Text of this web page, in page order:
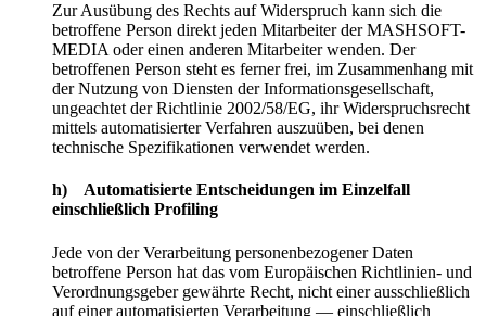
Zur Ausübung des Rechts auf Widerspruch kann sich die
betroffene Person direkt jeden Mitarbeiter der MASHSOFT-
MEDIA oder einen anderen Mitarbeiter wenden. Der
betroffenen Person steht es ferner frei, im Zusammenhang mit
der Nutzung von Diensten der Informationsgesellschaft,
ungeachtet der Richtlinie 2002/58/EG, ihr Widerspruchsrecht
mittels automatisierter Verfahren auszuüben, bei denen
technische Spezifikationen verwendet werden.
h) Automatisierte Entscheidungen im Einzelfall
einschließlich Profiling
Jede von der Verarbeitung personenbezogener Daten
betroffene Person hat das vom Europäischen Richtlinien- und
Verordnungsgeber gewährte Recht, nicht einer ausschließlich
auf einer automatisierten Verarbeitung — einschließlich